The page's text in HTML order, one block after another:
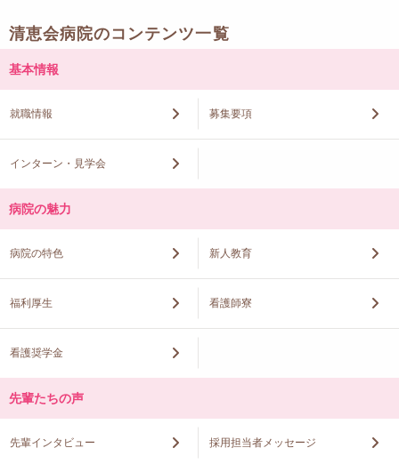
清恵会病院のコンテンツ一覧
基本情報
就職情報 募集要項
インターン・見学会
病院の魅力
病院の特色 新人教育
福利厚生 看護師寮
看護奨学金
先輩たちの声
先輩インタビュー 採用担当者メッセージ